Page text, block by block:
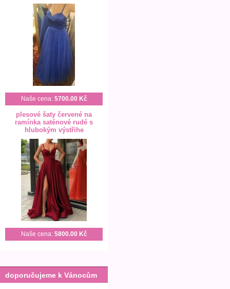
Naše cena: 5700.00 Kč
plesové šaty červené na
ramínka saténové rudé s
hlubokým výstřihe
Naše cena: 5800.00 Kč
doporučujeme k Vánocům